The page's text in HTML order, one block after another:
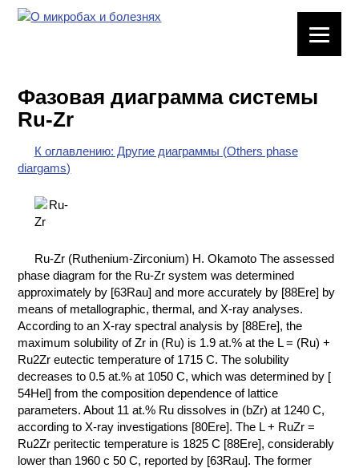
ХИМИЧЕСКАЯ
ПОСУДА
ВРЕДНЫЕ
ФАКТОРЫ
ХИМИЯ НА
ПРОИЗВОДСТВЕ
И ХИМИЧЕСКАЯ
ТЕХНОЛОГИЯ
КОНТАКТЫ
Фазовая диаграмма системы
Ru-Zr
К оглавлению: Другие диаграммы (Others phase
diargams)
Ru-Zr (Ruthenium-Zirconium) H. Okamoto The assessed
phase diagram for the Ru-Zr system was determined
approximately by [63Rau] and more accurately by [88Ere] by
means of metallographic, thermal, and X-ray analyses.
According to an X-ray spectral analysis by [88Ere], the
maximum solubility of Zr in (Ru) is 1.9 at.% at the L = (Ru) +
Ru2Zr eutectic temperature of 1715 C. The solubility
decreases to 0.5 at.% at 1050 C, which was determined by [
54Hel] from the composition dependence of lattice
parameters. About 11 at.% Ru dissolves in (bZr) at 1240 C,
according to X-ray investigations [80Ere]. The L + RuZr =
Ru2Zr peritectic temperature is 1825 C [88Ere], considerably
lower than 1960 с 50 C, reported by [63Rau]. The former